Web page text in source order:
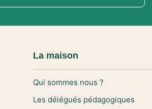
La maison
Qui sommes nous ?
Les délégués pédagogiques